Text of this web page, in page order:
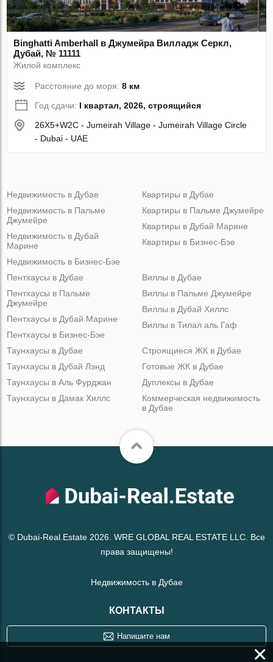
Binghatti Amberhall в Джумейра Вилладж Серкл,
Дубай, № 11111
Жилой комплекс
Расстояние до моря:8 км
Год сдачи: I квартал, 2026, строящийся
26X5+W2C - Jumeirah Village - Jumeirah Village Circle
- Dubai - UAE
Недвижимость в Дубае
Недвижимость в Пальме
Джумейре
Недвижимость в Дубай
Марине
Недвижимость в Бизнес-Бэе
Квартиры в Дубае
Квартиры в Пальме Джумейре
Квартиры в Дубай Марине
Квартиры в Бизнес-Бэе
Пентхаусы в Дубае
Пентхаусы в Пальме
Джумейре
Пентхаусы в Дубай Марине
Пентхаусы в Бизнес-Бэе
Виллы в Дубае
Виллы в Пальме Джумейре
Виллы в Дубай Хиллс
Виллы в Тилал аль Гаф
Таунхаусы в Дубае
Таунхаусы в Дубай Лэнд
Таунхаусы в Аль Фурджан
Таунхаусы в Дамак Хиллс
Строящиеся ЖК в Дубае
Готовые ЖК в Дубае
Дуплексы в Дубае
Коммерческая недвижимость
в Дубае
© Dubai-Real.Estate 2026. WRE GLOBAL REAL ESTATE LLC. Все
права защищены!
Недвижимость в Дубае
КОНТАКТЫ
Напишите нам
×